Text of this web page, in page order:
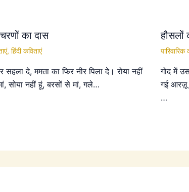
का दास
, हिंदी कविताएं
सहला दे, ममता का फिर नीर पिला दे। रोया नहीं
सोया नहीं हूं, बरसों से मां, गले…
हौसलों
पारिवारिक
गोद में
गई आरज़ू
…